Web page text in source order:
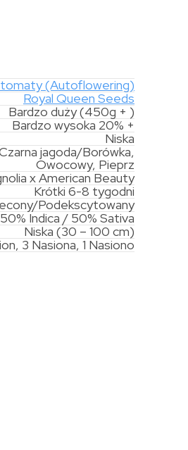
(Autoflowering)
Royal Queen Seeds
Bardzo duży (450g + )
Bardzo wysoka 20% +
Niska
jagoda/Borówka,
Owocowy, Pieprz
x American Beauty
Krótki 6-8 tygodni
Podekscytowany
50% Indica / 50% Sativa
Niska (30 – 100 cm)
3 Nasiona, 1 Nasiono